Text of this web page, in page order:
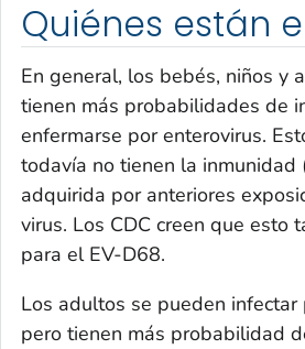
Quiénes están
En general, los bebés, niños y
tienen más probabilidades de
enfermarse por enterovirus.
todavía no tienen la inmunidad
adquirida por anteriores
virus. Los CDC creen que esto
para el EV-D68.
Los adultos se pueden infectar
pero tienen más probabilidad